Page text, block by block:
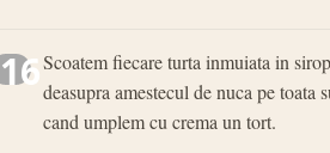
16Scoatem fiecare turta inmuiata in
deasupra amestecul de nuca pe toata
cand umplem cu crema un tort.